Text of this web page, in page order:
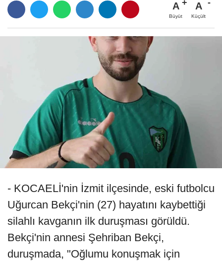
A
Büyüt
A
Küçült
- KOCAELİ'nin İzmit ilçesinde, eski futbolcu
Uğurcan Bekçi'nin (27) hayatını kaybettiği
silahlı kavganın ilk duruşması görüldü.
Bekçi'nin annesi Şehriban Bekçi,
duruşmada, "Oğlumu konuşmak için